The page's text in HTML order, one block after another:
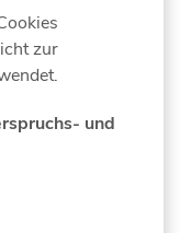
zur
und